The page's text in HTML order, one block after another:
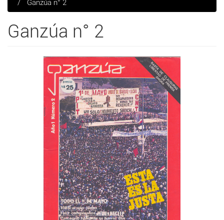
Ganzúa n° 2
Ganzúa n° 2